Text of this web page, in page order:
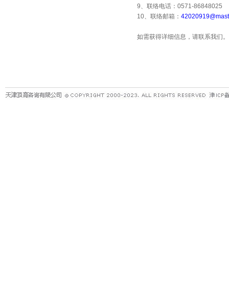
9、联络电话： 0571-86848025
10、联络邮箱：
如需获得详细信息，请联系我们。